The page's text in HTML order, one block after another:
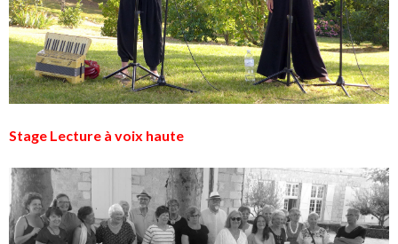
Stage Lecture à voix haute